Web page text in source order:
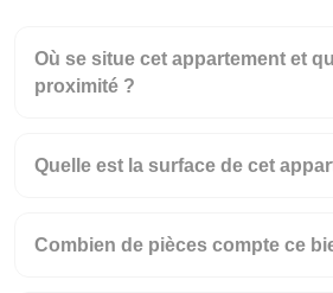
Où se situe cet appartement et
proximité ?
Quelle est la surface de cet
Combien de pièces compte ce